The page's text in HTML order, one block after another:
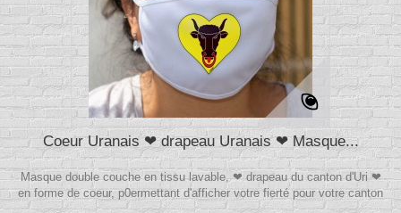
Coeur Uranais ❤ drapeau Uranais ❤ Masque...
Masque double couche en tissu lavable, ❤ drapeau du canton d'Uri ❤
en forme de coeur, p0ermettant d'afficher votre fierté pour votre canton